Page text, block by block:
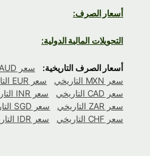
أسعار الصرف:
التحويلات المالية الدولية:
أسعار الصرف التاريخية: سعر AUD التاريخي
سعر MXN التاريخي
سعر EUR التاريخي
سعر CAD التاريخي
سعر INR التاريخي
سعر ZAR التاريخي
سعر SGD التاريخي
سعر CHF التاريخي
سعر IDR التاريخي